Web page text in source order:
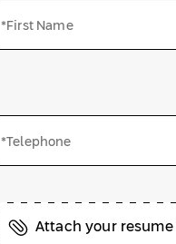
*First Name
*Telephone
Attach your